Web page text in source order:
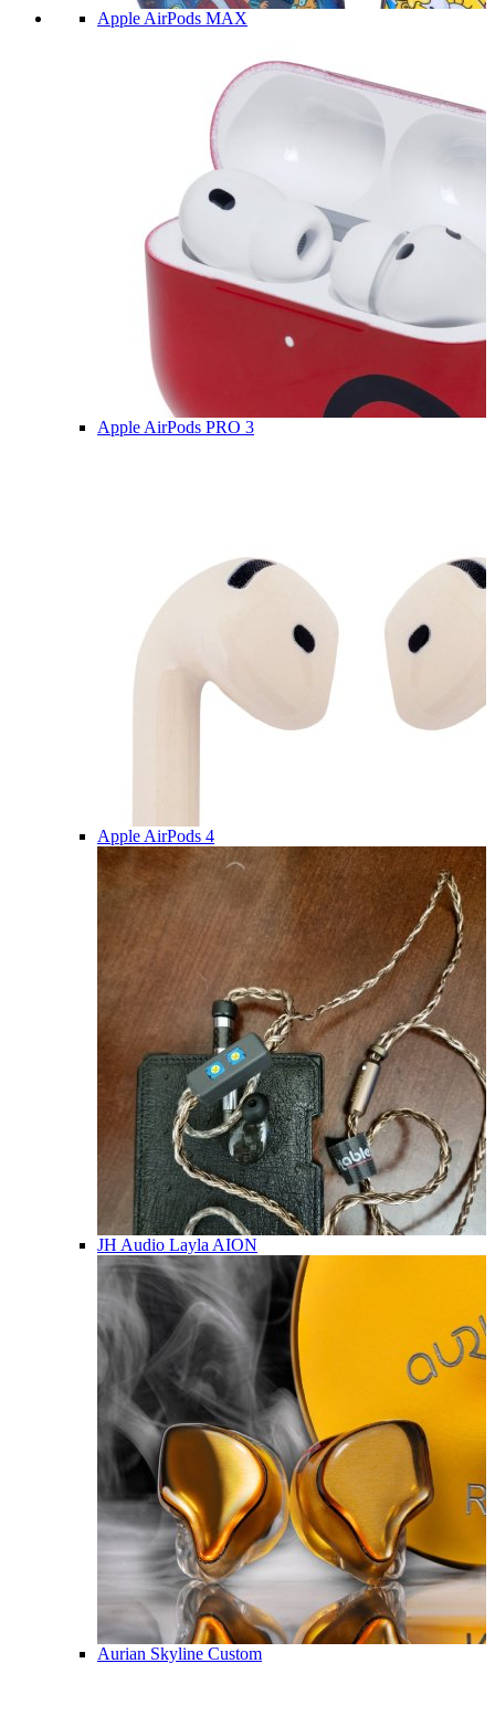
Apple AirPods MAX
Apple AirPods PRO 3
Apple AirPods 4
JH Audio Layla AION
Aurian Skyline Custom